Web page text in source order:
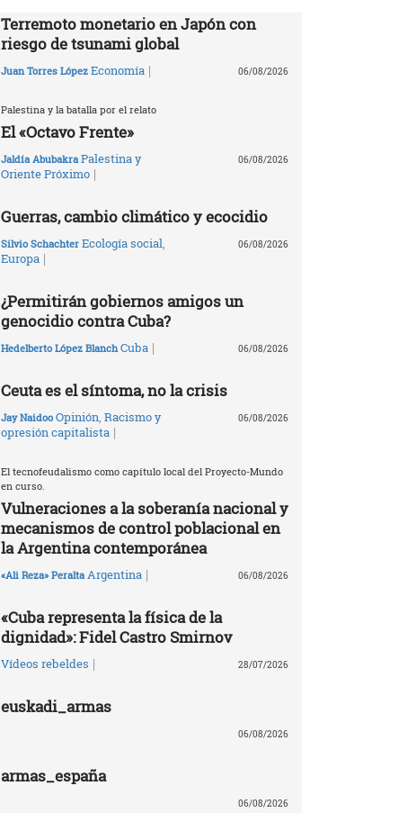
Terremoto monetario en Japón con
riesgo de tsunami global
Juan Torres López Economía | 06/08/2026
Palestina y la batalla por el relato
El «Octavo Frente»
Jaldía Abubakra Palestina y
Oriente Próximo |
06/08/2026
Guerras, cambio climático y ecocidio
Silvio Schachter Ecología social
Europa |
06/08/2026
¿Permitirán gobiernos amigos un
genocidio contra Cuba?
Hedelberto López Blanch Cuba | 06/08/2026
Ceuta es el síntoma, no la crisis
Jay Naidoo Opinión Racismo y
opresión capitalista |
06/08/2026
El tecnofeudalismo como capítulo local del Proyecto-Mundo
en curso.
Vulneraciones a la soberanía nacional y
mecanismos de control poblacional en
la Argentina contemporánea
«Ali Reza» Peralta Argentina | 06/08/2026
«Cuba representa la física de la
dignidad»: Fidel Castro Smirnov
Vídeos rebeldes | 28/07/2026
euskadi_armas
06/08/2026
armas_españa
06/08/2026